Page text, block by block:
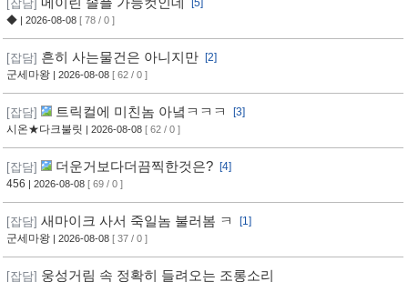
[잡담]
[5]
◆ | 2026-08-08 [ 78 / 0 ]
[잡담] 흔히 사는물건은 아니지만
[2]
군세마왕 | 2026-08-08 [ 62 / 0 ]
[잡담] 트릭컬에 미친놈 아녘ㅋㅋㅋ
[3]
시온★다크불릿 | 2026-08-08 [ 62 / 0 ]
[잡담] 더운거보다더끔찍한것은?
[4]
456 | 2026-08-08 [ 69 / 0 ]
[잡담] 새마이크 사서 죽일놈 불러봄 ㅋ
[1]
군세마왕 | 2026-08-08 [ 37 / 0 ]
[잡담] 웅성거림 속 정확히 들려오는 조롱소리